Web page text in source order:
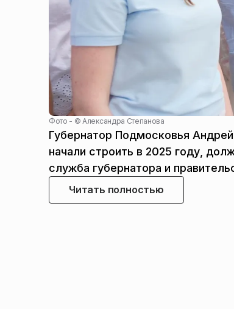
Фото - ©Александра Степанова
Губернатор Подмосковья
начали строить в 2025 году,
служба губернатора и
Читать полностью